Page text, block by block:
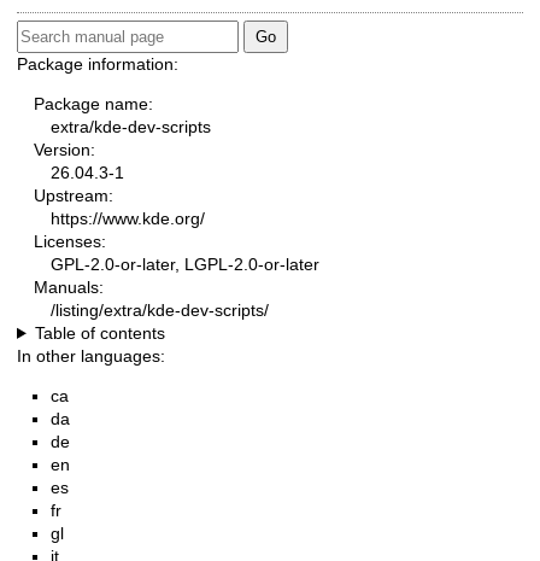
Package information:
Package name:
extra/kde-dev-scripts
Version:
26.04.3-1
Upstream:
https://www.kde.org/
Licenses:
GPL-2.0-or-later, LGPL-2.0-or-later
Manuals:
/listing/extra/kde-dev-scripts/
Table of contents
In other languages:
ca
da
de
en
es
fr
gl
it